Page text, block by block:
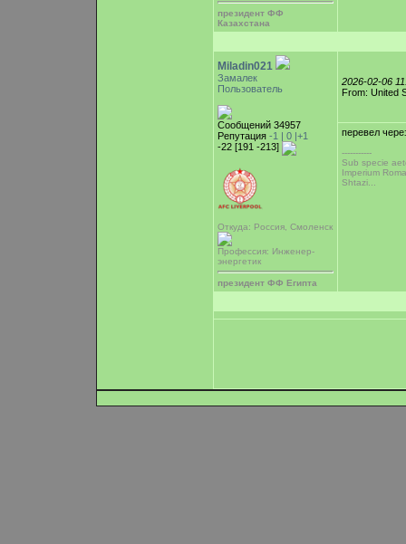
президент ФФ
Казахстана
Miladin021
Замалек
Пользователь
Сообщений 34957
Репутация -1 | 0 |+1
-22 [191 -213]
Откуда: Россия, Смоленск
Профессия: Инженер-
энергетик
президент ФФ Египта
2026-02-06
From: United
перевел
-----------
Sub specie
Imperium
Shtazi...